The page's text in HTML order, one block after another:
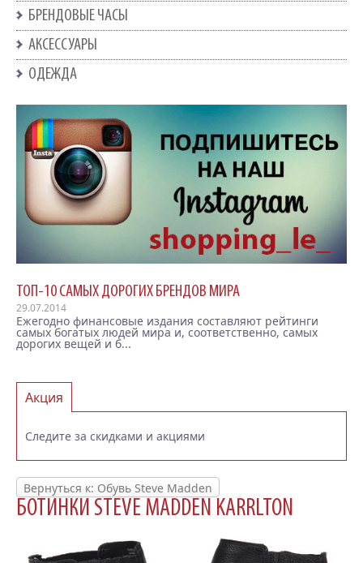
БРЕНДОВЫЕ ЧАСЫ
АКСЕССУАРЫ
ОДЕЖДА
ТОП-10 САМЫХ ДОРОГИХ БРЕНДОВ МИРА
29.07.2014
Ежегодно финансовые издания составляют рейтинги
самых богатых людей мира и, соответственно, самых
дорогих вещей и б...
Акция
Следите за скидками и акциями
Вернуться к: Обувь Steve Madden
БОТИНКИ STEVE MADDEN KARRLTON